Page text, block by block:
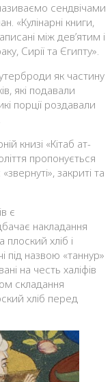
сендвічами
«Кулінарні книги,
між дев’ятим і
Сирії та Єгипту».
як частину
які подавали
порції роздавали
книзі «Кітаб ат-
пропонується
закриті та
є
накладання
хліб і
під назвою «таннур»
на честь халіфів
складання
хліб перед